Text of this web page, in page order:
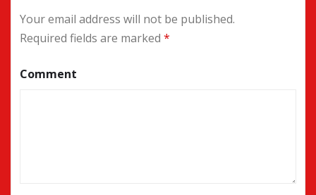
Your email address will not be published.
Required fields are marked *
Comment